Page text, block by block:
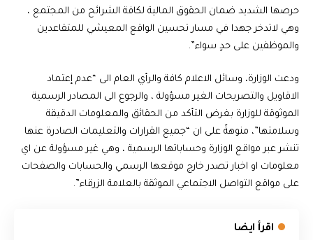
حرصها الشديد ضمان الحقوق المالية لكافة الشرائح من المجتمع ،
وهي لاتدخر جهدا في مسار تحسين الواقع المعيشي للمتقاعدين
والموظفين على حدٍ سواء”.
ودعت الوزارة، وسائل الاعلام كافة والرأي العام الى “عدم إعتماد
الاقاويل والتصريحات الغير مسؤولة ، والرجوع الى المصادر الرسمية
الموثوقة للوزارة بغرض التأكد من الحقائق والمعلومات الدقيقة
وسلامتها”، منوهةً على ان “جميع القرارات والتعليمات الصادرة عنها
تنشر عبر مواقع الوزارة وحساباتها الرسمية ، وهي غير مسؤولة عن اي
معلومات او اخبار تصدر خارج موقعها الرسمي والحسابات والصفحات
على مواقع التواصل الاجتماعي الموثقة بالعلامة الزرقاء”.
اقرأ ايضا